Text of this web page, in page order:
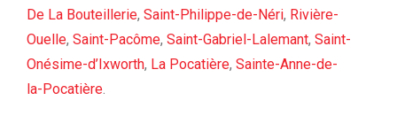
De La Bouteillerie, Saint-Philippe-de-Néri, Rivière-
Ouelle, Saint-Pacôme, Saint-Gabriel-Lalemant, Saint-
Onésime-d’Ixworth, La Pocatière, Sainte-Anne-de-
la-Pocatière.